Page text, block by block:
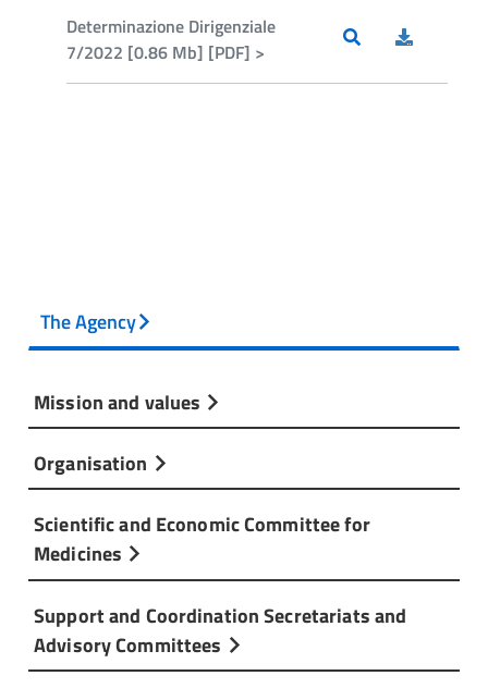
Determinazione Dirigenziale
7/2022 [0.86 Mb] [PDF] >
The Agency
Mission and values
Organisation
Scientific and Economic Committee for
Medicines
Support and Coordination Secretariats and
Advisory Committees